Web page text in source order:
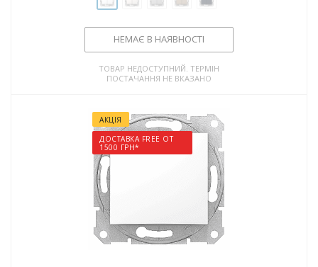
НЕМАЄ В НАЯВНОСТІ
ТОВАР НЕДОСТУПНИЙ. ТЕРМІН
ПОСТАЧАННЯ НЕ ВКАЗАНО
АКЦІЯ
ДОСТАВКА FREE ОТ
1500 ГРН*